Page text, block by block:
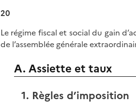
20
Le régime fiscal et social du gain
de l’assemblée générale
A. Assiette et taux
1. Règles d’imposition